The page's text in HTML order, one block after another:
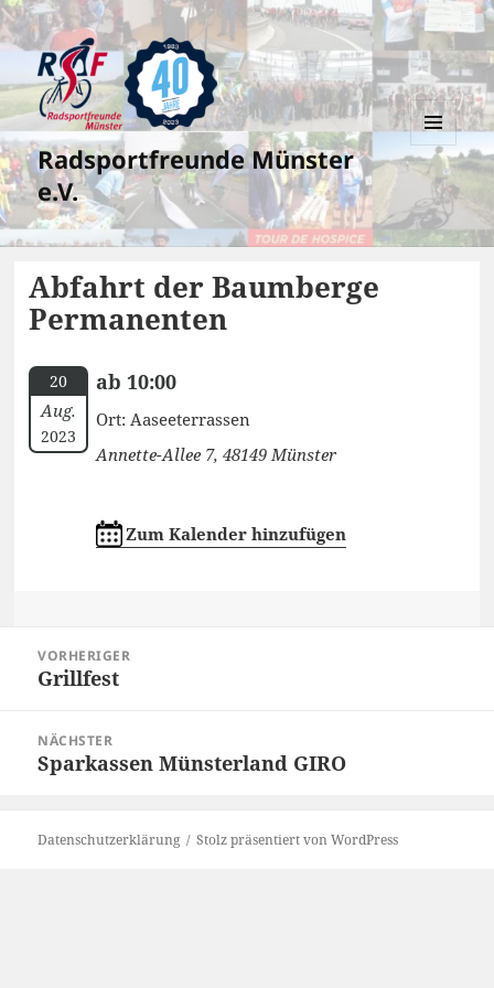
Radsportfreunde Münster
e.V.
MENÜ
UND
WIDGETS
Abfahrt der Baumberge
Permanenten
20
Aug.
2023
ab 10:00
Ort: Aaseeterrassen
Annette-Allee 7, 48149 Münster
Zum Kalender hinzufügen
VORHERIGER
Vorheriger
Grillfest
NÄCHSTER
Nächster
Sparkassen Münsterland GIRO
Datenschutzerklärung Stolz präsentiert von WordPress